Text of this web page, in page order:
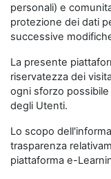
personali) e
protezione dei dati
successive
La presente
riservatezza dei
ogni sforzo
degli Utenti.
Lo scopo
trasparenza
piattaforma e-